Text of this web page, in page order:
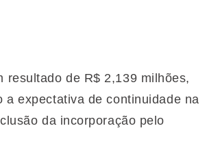
resultado de R$ 2,139 milhões,
a expectativa de continuidade na
da incorporação pelo